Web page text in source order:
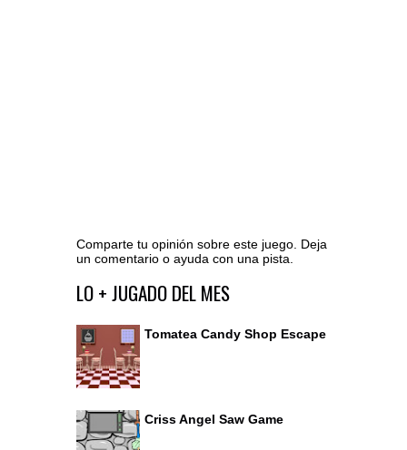
Comparte tu opinión sobre este juego. Deja
un comentario o ayuda con una pista.
Ir al editor de comentarios
LO + JUGADO DEL MES
Tomatea Candy Shop Escape
Criss Angel Saw Game